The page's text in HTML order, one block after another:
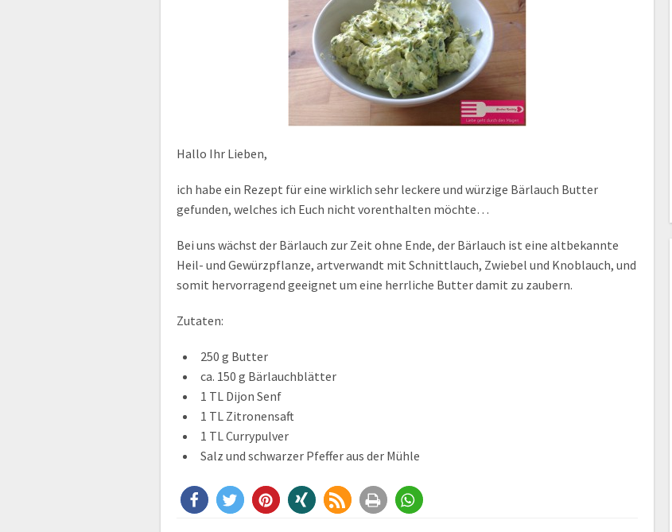
Hallo Ihr Lieben,
ich habe ein Rezept für eine wirklich sehr leckere und würzige Bärlauch Butter
gefunden, welches ich Euch nicht vorenthalten möchte…
Bei uns wächst der Bärlauch zur Zeit ohne Ende, der Bärlauch ist eine altbekannte
Heil- und Gewürzpflanze, artverwandt mit Schnittlauch, Zwiebel und Knoblauch, und
somit hervorragend geeignet um eine herrliche Butter damit zu zaubern.
Zutaten:
250 g Butter
ca. 150 g Bärlauchblätter
1 TL Dijon Senf
1 TL Zitronensaft
1 TL Currypulver
Salz und schwarzer Pfeffer aus der Mühle